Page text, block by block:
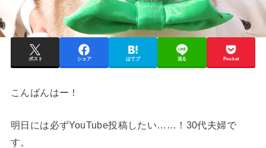
ポスト シェア はてブ 送る Pocket
こんばんはー！
明日には必ずYouTube投稿したい……！30代夫婦で
す。